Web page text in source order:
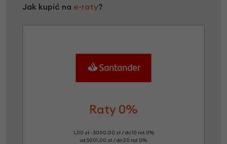
Jak kupić na e-raty?
Raty 0%
1,00 zł - 5000,00 zł / do 10 rat 0%
od 5001,00 zł / do 20 rat 0%